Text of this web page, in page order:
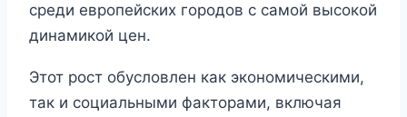
среди европейских городов с самой высокой
динамикой цен.
Этот рост обусловлен как экономическими,
так и социальными факторами, включая